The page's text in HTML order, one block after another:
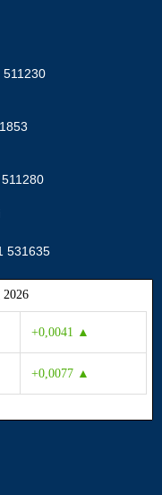
531635
2026
+0,0041 ▲
+0,0077 ▲